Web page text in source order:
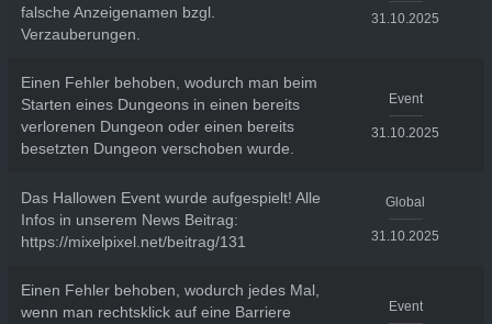
falsche Anzeigenamen bzgl.
Verzauberungen.
31.10.2025
Einen Fehler behoben, wodurch man beim
Starten eines Dungeons in einen bereits
verlorenen Dungeon oder einen bereits
besetzten Dungeon verschoben wurde.
Event
31.10.2025
Das Hallowen Event wurde aufgespielt! Alle
Infos in unserem News Beitrag:
https://mixelpixel.net/beitrag/131
Global
31.10.2025
Einen Fehler behoben, wodurch jedes Mal,
wenn man rechtsklick auf eine Barriere
Event